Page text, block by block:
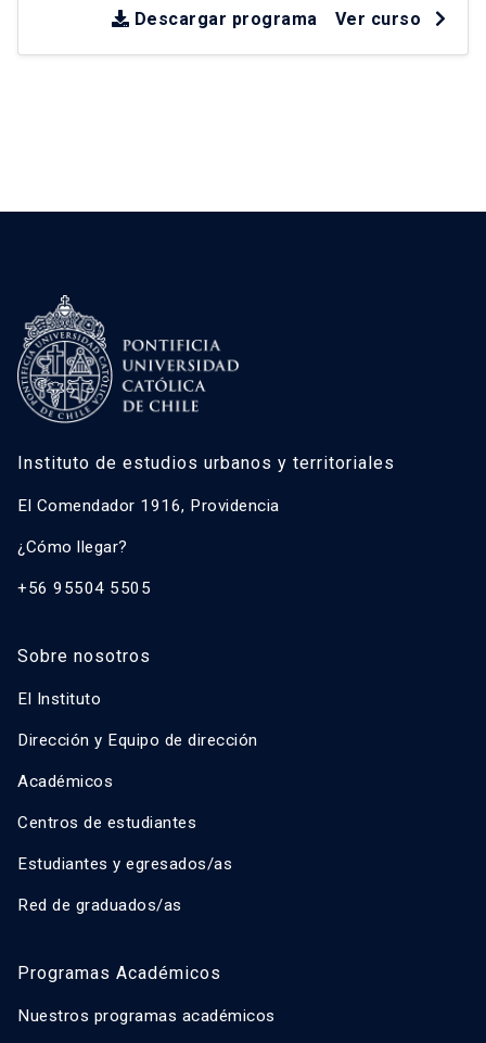
sobre experiencias en América Latina y Chile
Ver curso
Descargar programa
Instituto de estudios urbanos y territoriales
El Comendador 1916, Providencia
¿Cómo llegar?
+56 95504 5505
Sobre nosotros
El Instituto
Dirección y Equipo de dirección
Académicos
Centros de estudiantes
Estudiantes y egresados/as
Red de graduados/as
Programas Académicos
Nuestros programas académicos